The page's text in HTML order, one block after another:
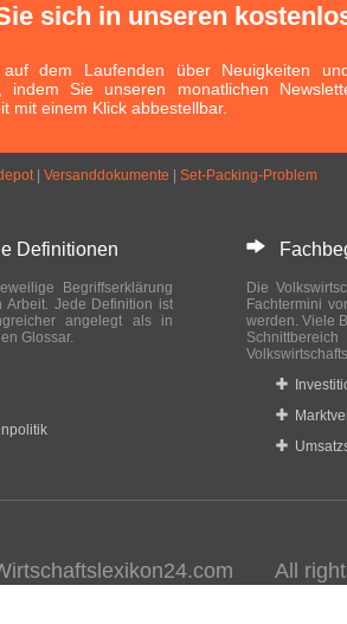
sich in unseren
dem Laufenden über Neuigkeiten
indem Sie unseren monatlichen
mit einem Klick abbestellbar.
| Versanddokumente Set-Packing-Problem
Definitionen
Begriffserklärung
Arbeit. Jede Definition ist
angelegt als in
Glossar.
Die
Fachtermini
werden. Viele
All